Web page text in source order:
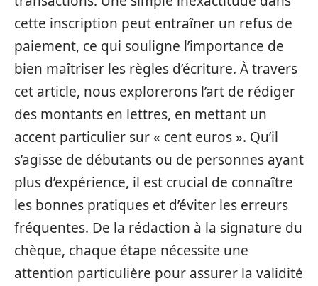
cette inscription peut entraîner un refus de
paiement, ce qui souligne l’importance de
bien maîtriser les règles d’écriture. À travers
cet article, nous explorerons l’art de rédiger
des montants en lettres, en mettant un
accent particulier sur « cent euros ». Qu’il
s’agisse de débutants ou de personnes ayant
plus d’expérience, il est crucial de connaître
les bonnes pratiques et d’éviter les erreurs
fréquentes. De la rédaction à la signature du
chèque, chaque étape nécessite une
attention particulière pour assurer la validité